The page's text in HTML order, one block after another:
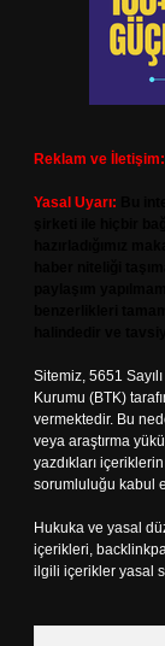
Reklam ve İletişim:
Yasal Uyarı:
Sitemiz, 5651
Kurumu (BTK)
vermektedir. Bu
veya araştırma
yazdıkları
sorumluluğu kabul
Hukuka ve yasal
içerikleri,
ilgili içerikler yasal